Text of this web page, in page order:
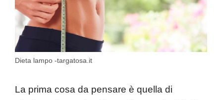
Dieta lampo -targatosa.it
La prima cosa da pensare è quella di